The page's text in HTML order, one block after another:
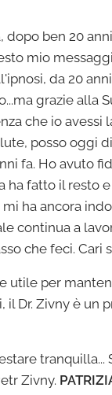
ben 20
mio
da 20
grazie alla
che io
posso oggi
fa. Ho avuto
ha fatto il resto
ha ancora
continua a
che feci. Cari
utile per
Dr. Zivny è un
Zivny.